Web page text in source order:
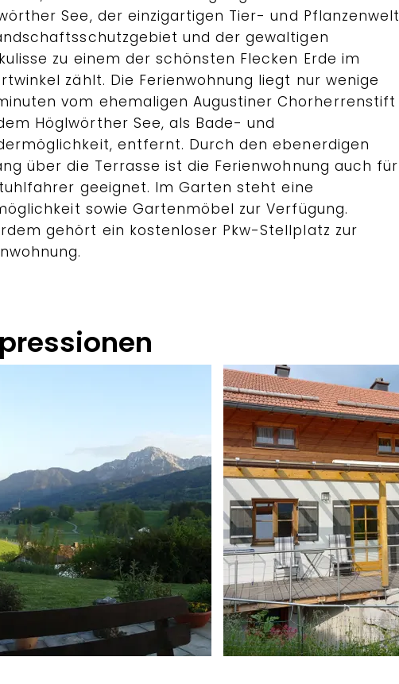
See, der einzigartigen Tier- und Pflanzenwelt
und der gewaltigen
zu einem der schönsten Flecken Erde im
zählt. Die Ferienwohnung liegt nur wenige
vom ehemaligen Augustiner Chorherrenstift
Höglwörther See, als Bade- und
entfernt. Durch den ebenerdigen
über die Terrasse ist die Ferienwohnung auch für
geeignet. Im Garten steht eine
sowie Gartenmöbel zur Verfügung.
gehört ein kostenloser Pkw-Stellplatz zur